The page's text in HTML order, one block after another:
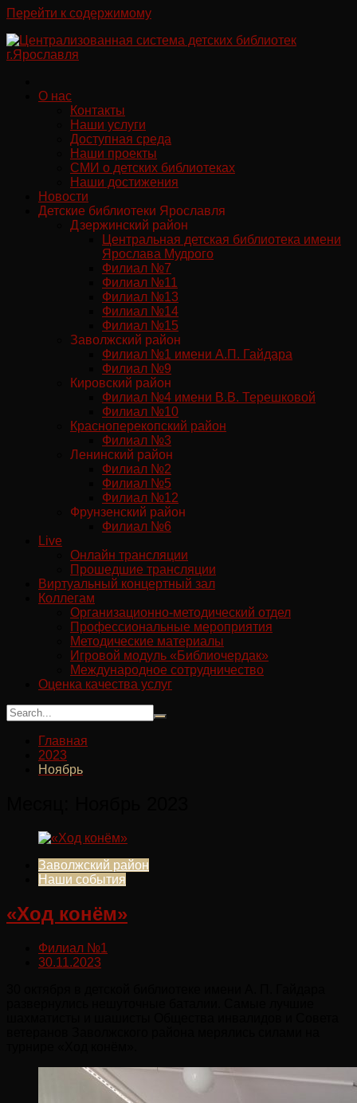
Перейти к содержимому
О нас
Контакты
Наши услуги
Доступная среда
Наши проекты
СМИ о детских библиотеках
Наши достижения
Новости
Детские библиотеки Ярославля
Дзержинский район
Центральная детская библиотека имени
Ярослава Мудрого
Филиал №7
Филиал №11
Филиал №13
Филиал №14
Филиал №15
Заволжский район
Филиал №1 имени А.П. Гайдара
Филиал №9
Кировский район
Филиал №4 имени В.В. Терешковой
Филиал №10
Красноперекопский район
Филиал №3
Ленинский район
Филиал №2
Филиал №5
Филиал №12
Фрунзенский район
Филиал №6
Live
Онлайн трансляции
Прошедшие трансляции
Виртуальный концертный зал
Коллегам
Организационно-методический отдел
Профессиональные мероприятия
Методические материалы
Игровой модуль «Библиочердак»
Международное сотрудничество
Оценка качества услуг
Главная
2023
Ноябрь
Заволжский район
Наши события
«Ход конём»
Филиал №1
30.11.2023